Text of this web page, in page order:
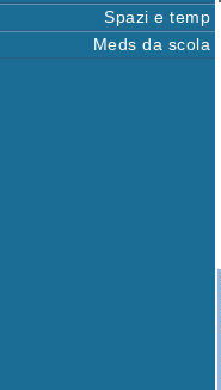
Spazi e temp
Meds da scola